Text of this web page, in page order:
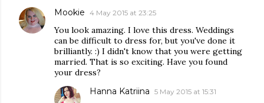
Mookie 4 May 2015 at 23:25
You look amazing. I love this dress. Weddings
can be difficult to dress for, but you've done it
brilliantly. :) I didn't know that you were getting
married. That is so exciting. Have you found
your dress?
Hanna Katriina 5 May 2015 at 15:31